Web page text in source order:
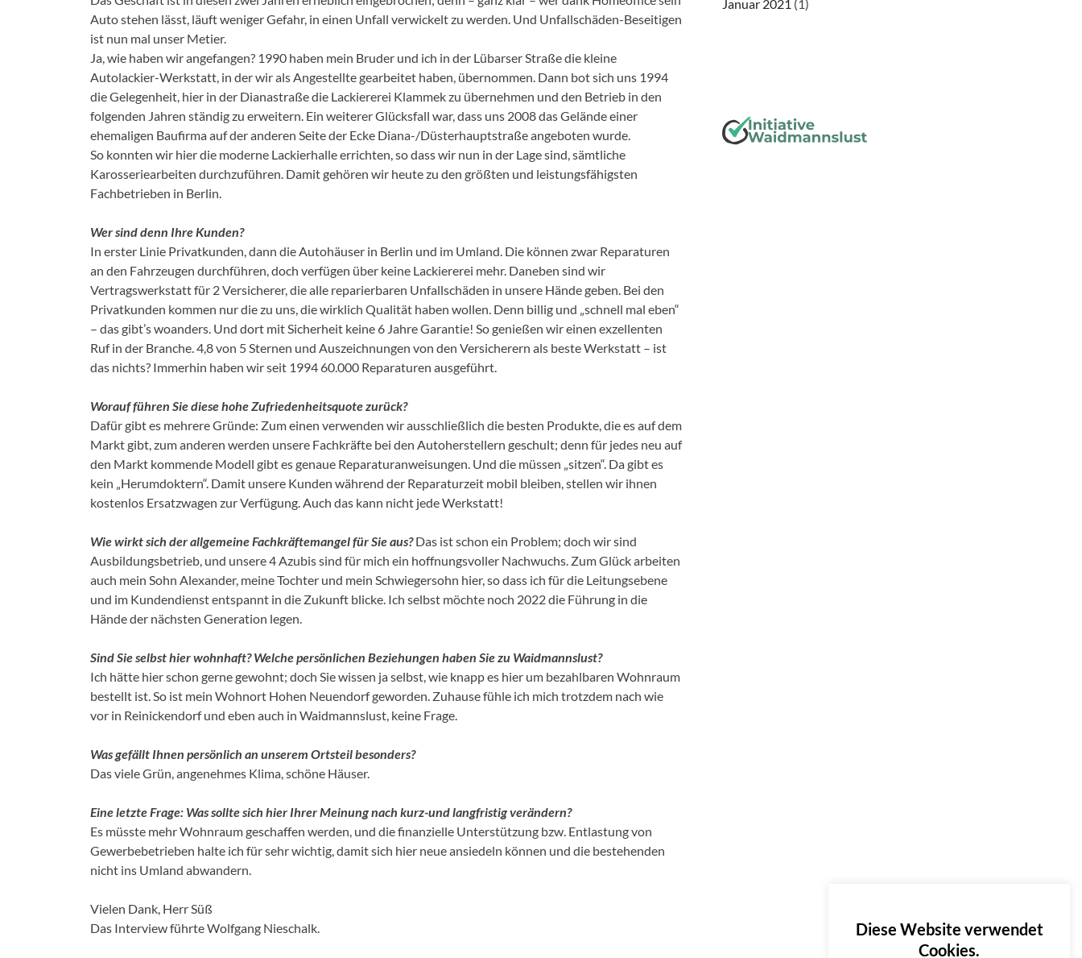
Auto stehen lässt, läuft weniger Gefahr, in einen Unfall verwickelt zu werden. Und Unfallschäden-Beseitigen
ist nun mal unser Metier.
Ja, wie haben wir angefangen? 1990 haben mein Bruder und ich in der Lübarser Straße die kleine
Autolackier-Werkstatt, in der wir als Angestellte gearbeitet haben, übernommen. Dann bot sich uns 1994
die Gelegenheit, hier in der Dianastraße die Lackiererei Klammek zu übernehmen und den Betrieb in den
folgenden Jahren ständig zu erweitern. Ein weiterer Glücksfall war, dass uns 2008 das Gelände einer
ehemaligen Baufirma auf der anderen Seite der Ecke Diana-/Düsterhauptstraße angeboten wurde.
So konnten wir hier die moderne Lackierhalle errichten, so dass wir nun in der Lage sind, sämtliche
Karosseriearbeiten durchzuführen. Damit gehören wir heute zu den größten und leistungsfähigsten
Fachbetrieben in Berlin.
Wer sind denn Ihre Kunden?
In erster Linie Privatkunden, dann die Autohäuser in Berlin und im Umland. Die können zwar Reparaturen
an den Fahrzeugen durchführen, doch verfügen über keine Lackiererei mehr. Daneben sind wir
Vertragswerkstatt für 2 Versicherer, die alle reparierbaren Unfallschäden in unsere Hände geben. Bei den
Privatkunden kommen nur die zu uns, die wirklich Qualität haben wollen. Denn billig und „schnell mal eben“
– das gibt’s woanders. Und dort mit Sicherheit keine 6 Jahre Garantie! So genießen wir einen exzellenten
Ruf in der Branche. 4,8 von 5 Sternen und Auszeichnungen von den Versicherern als beste Werkstatt – ist
das nichts? Immerhin haben wir seit 1994 60.000 Reparaturen ausgeführt.
Worauf führen Sie diese hohe Zufriedenheitsquote zurück?
Dafür gibt es mehrere Gründe: Zum einen verwenden wir ausschließlich die besten Produkte, die es auf dem
Markt gibt, zum anderen werden unsere Fachkräfte bei den Autoherstellern geschult; denn für jedes neu auf
den Markt kommende Modell gibt es genaue Reparaturanweisungen. Und die müssen „sitzen“. Da gibt es
kein „Herumdoktern“. Damit unsere Kunden während der Reparaturzeit mobil bleiben, stellen wir ihnen
kostenlos Ersatzwagen zur Verfügung. Auch das kann nicht jede Werkstatt!
Wie wirkt sich der allgemeine Fachkräftemangel für Sie aus?Das ist schon ein Problem; doch wir sind
Ausbildungsbetrieb, und unsere 4 Azubis sind für mich ein hoffnungsvoller Nachwuchs. Zum Glück arbeiten
auch mein Sohn Alexander, meine Tochter und mein Schwiegersohn hier, so dass ich für die Leitungsebene
und im Kundendienst entspannt in die Zukunft blicke. Ich selbst möchte noch 2022 die Führung in die
Hände der nächsten Generation legen.
Sind Sie selbst hier wohnhaft? Welche persönlichen Beziehungen haben Sie zu Waidmannslust?
Ich hätte hier schon gerne gewohnt; doch Sie wissen ja selbst, wie knapp es hier um bezahlbaren Wohnraum
bestellt ist. So ist mein Wohnort Hohen Neuendorf geworden. Zuhause fühle ich mich trotzdem nach wie
vor in Reinickendorf und eben auch in Waidmannslust, keine Frage.
Was gefällt Ihnen persönlich an unserem Ortsteil besonders?
Das viele Grün, angenehmes Klima, schöne Häuser.
Eine letzte Frage: Was sollte sich hier Ihrer Meinung nach kurz-und langfristig verändern?
Es müsste mehr Wohnraum geschaffen werden, und die finanzielle Unterstützung bzw. Entlastung von
Gewerbebetrieben halte ich für sehr wichtig, damit sich hier neue ansiedeln können und die bestehenden
nicht ins Umland abwandern.
Vielen Dank, Herr Süß
Das Interview führte Wolfgang Nieschalk.
Januar 2021 (1)
Diese Website verwendet
Cookies.